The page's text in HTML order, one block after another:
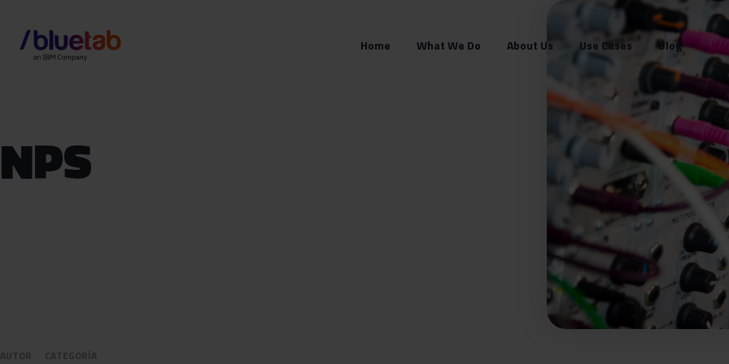
Home What We Do About Us Use Cases Blog
NPS
AUTOR CATEGORÍA